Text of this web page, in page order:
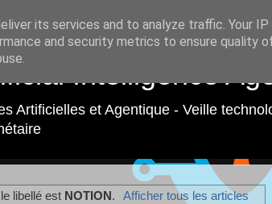
Intelligence
Artificielles et Agentique - Veille
libellé est NOTION . Afficher tous les articles
its services and to analyze traffic. Your
and security metrics to ensure quality